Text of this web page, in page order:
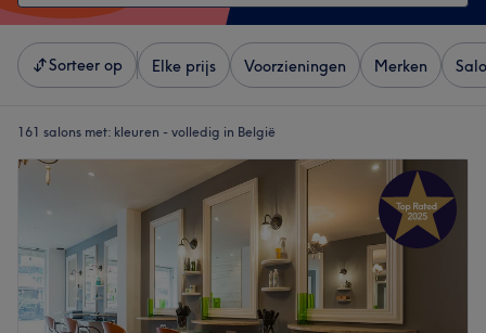
Sorteer op Elke prijs Voorzieningen Merken
161 salons met: kleuren - volledig in België